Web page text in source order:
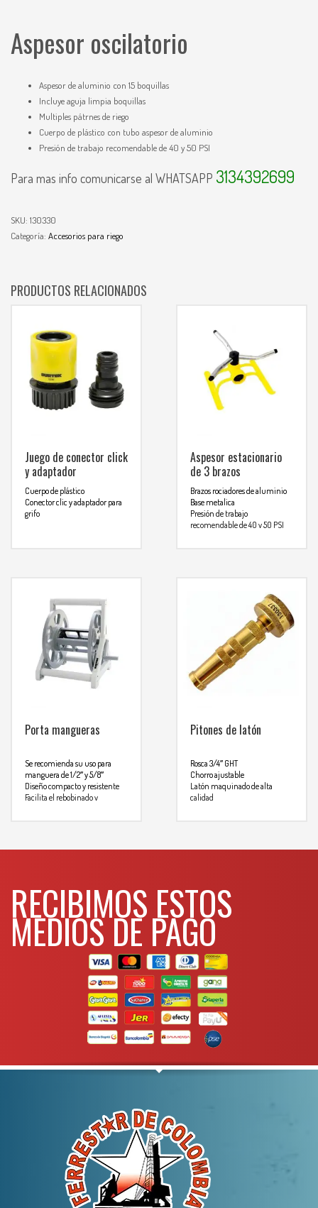
Aspesor oscilatorio
Aspesor de aluminio con 15 boquillas
Incluye aguja limpia boquillas
Multiples pátrnes de riego
Cuerpo de plástico con tubo aspesor de aluminio
Presión de trabajo recomendable de 40 y 50 PSI
Para mas info comunicarse al WHATSAPP 3134392699
SKU: 130330
Categoría: Accesorios para riego
PRODUCTOS RELACIONADOS
Juego de conector click
y adaptador
Cuerpo de plástico
Conector clic y adaptador para
grifo
Aspesor estacionario
de 3 brazos
Brazos rociadores de aluminio
Base metalica
Presión de trabajo
recomendable de 40 y 50 PSI
Porta mangueras
Se recomienda su uso para
manguera de 1/2″ y 5/8″
Diseño compacto y resistente
Facilita el rebobinado y
WHATSAPP
3134392699
Pitones de latón
Rosca 3/4″ GHT
Chorro ajustable
Latón maquinado de alta
calidad
RECIBIMOS ESTOS
MEDIOS DE PAGO